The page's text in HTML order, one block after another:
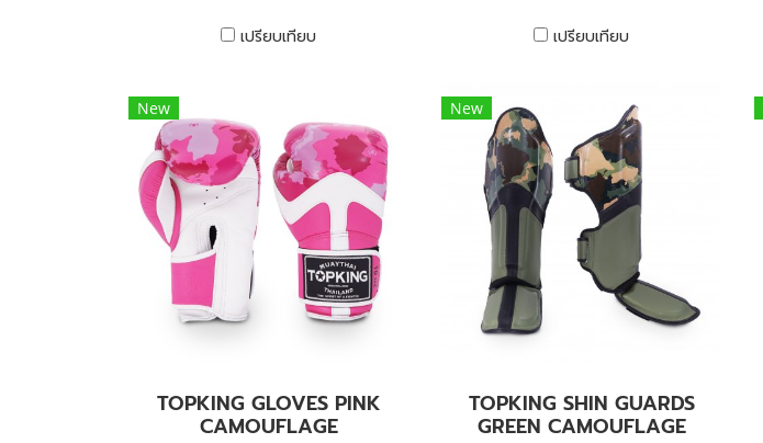
เปรียบเทียบ เปรียบเทียบ
New
TOPKING GLOVES PINK
CAMOUFLAGE
New
TOPKING SHIN GUARDS
GREEN CAMOUFLAGE